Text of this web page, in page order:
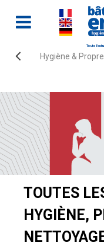
Toute
Hygiène &
Accueil Actualités
TOUTES
HYGIÈNE,